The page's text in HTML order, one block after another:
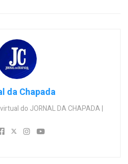
da Chapada
do JORNAL DA CHAPADA |